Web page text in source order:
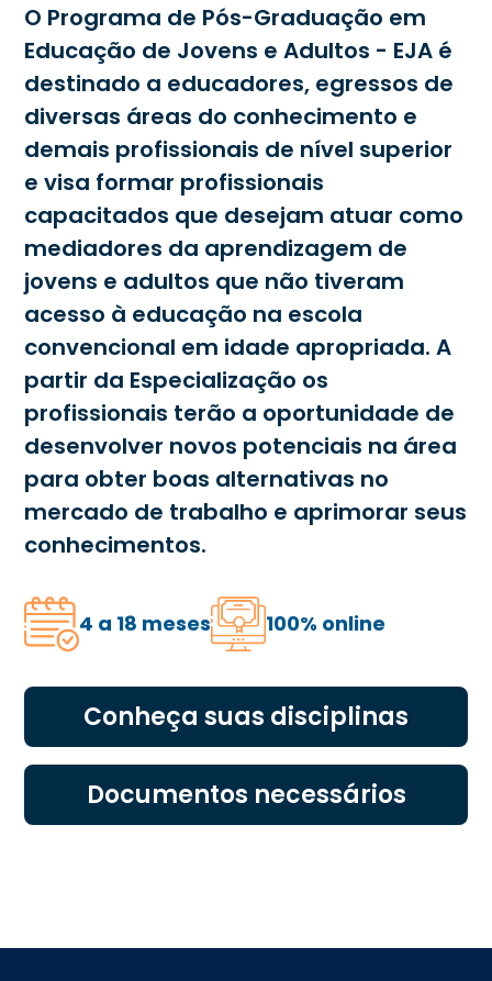
O Programa de Pós-Graduação em
Educação de Jovens e Adultos - EJA é
destinado a educadores, egressos de
diversas áreas do conhecimento e
demais profissionais de nível superior
e visa formar profissionais
capacitados que desejam atuar como
mediadores da aprendizagem de
jovens e adultos que não tiveram
acesso à educação na escola
convencional em idade apropriada. A
partir da Especialização os
profissionais terão a oportunidade de
desenvolver novos potenciais na área
para obter boas alternativas no
mercado de trabalho e aprimorar seus
conhecimentos.
4 a 18 meses 100% online
Conheça suas disciplinas
Documentos necessários